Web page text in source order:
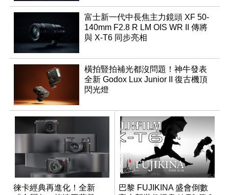
富士新一代中長焦主力鏡頭 XF 50-
140mm F2.8 R LM OIS WR II 傳將
與 X-T6 同步亮相
橫拍豎拍補光都沒問題！神牛發表
全新 Godox Lux Junior II 復古機頂
閃光燈
徠卡經典再進化！全新
巴黎 FUJIKINA 盛會倒數